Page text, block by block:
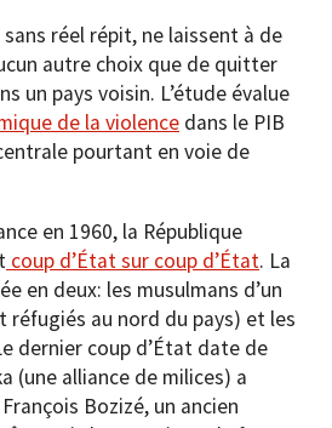
réel répit, ne laissent à de
autre choix que de quitter
un pays voisin. L’étude évalue
de la violence dans le PIB
pourtant en voie de
en 1960, la République
coup d’État sur coup d’État. La
en deux: les musulmans d’un
au nord du pays) et les
dernier coup d’État date de
(une alliance de milices) a
Bozizé, un ancien